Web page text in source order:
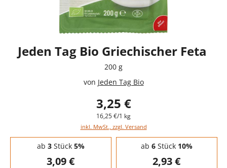
Jeden Tag Bio Griechischer Feta
200 g
von Jeden Tag Bio
3,25 €
16,25 €/1 kg
inkl. MwSt., zzgl. Versand
Staffelpreise - Mengenrabatt
ab 3Stück 5%
3,09 €
ab 6Stück 10%
2,93 €